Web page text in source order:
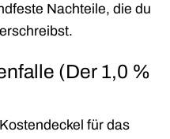
Nachteile, die du
(Der 1,0 %
für das